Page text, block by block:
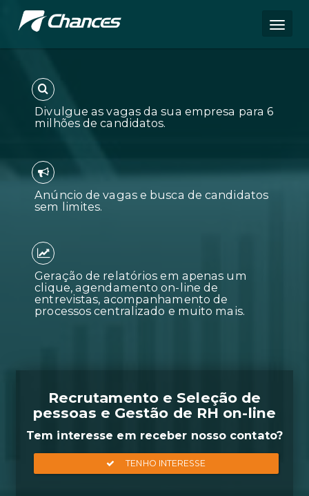
milhões de candidatos.
Anúncio de vagas e busca de
sem limites.
clique, agendamento on-line de
entrevistas, acompanhamento
processos centralizado e muito